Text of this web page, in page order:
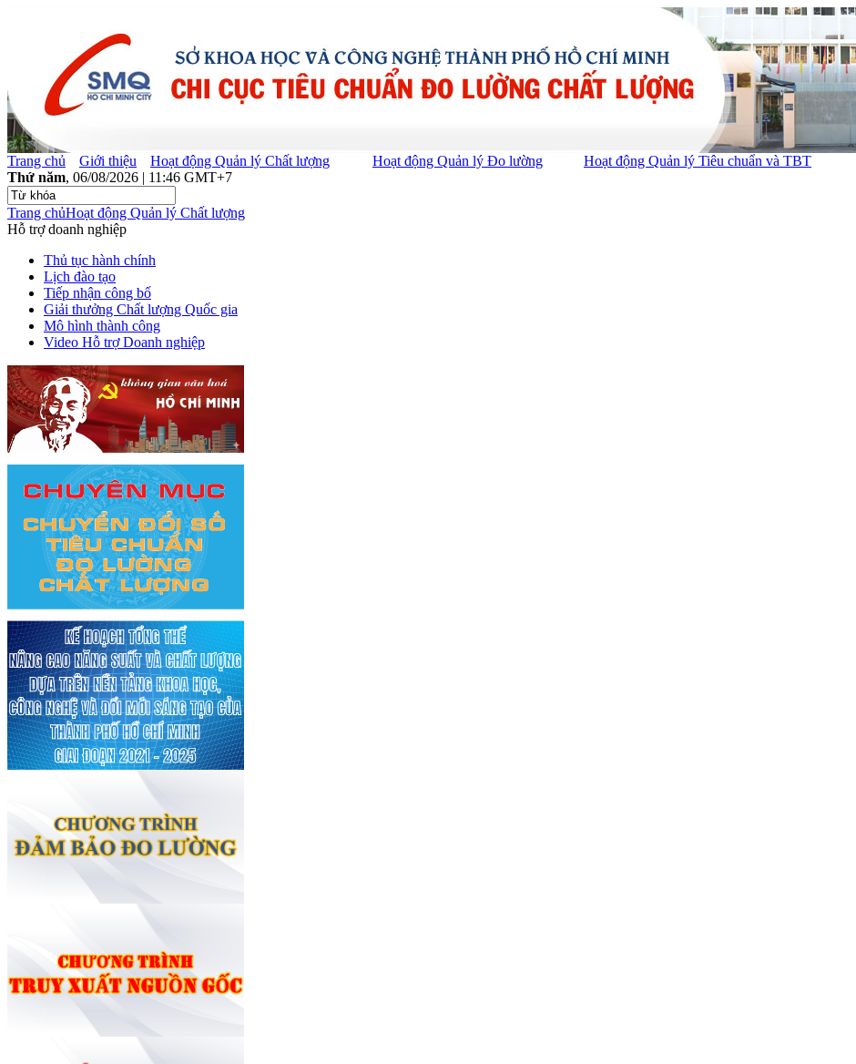
Trang chủ Giới thiệu Hoạt động Quản lý Chất lượng Hoạt động Quản lý Đo lường Hoạt động Quản lý Tiêu chuẩn và TBT
Thứ năm, 06/08/2026 | 11:46 GMT+7
Trang chủHoạt động Quản lý Chất lượng
Hỗ trợ doanh nghiệp
Thủ tục hành chính
Lịch đào tạo
Tiếp nhận công bố
Giải thưởng Chất lượng Quốc gia
Mô hình thành công
Video Hỗ trợ Doanh nghiệp